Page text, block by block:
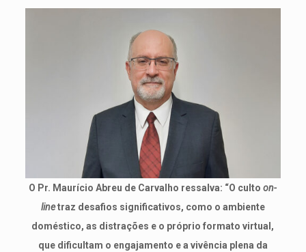
O Pr. Maurício Abreu de Carvalho ressalva: “O cultoon-
linetraz desafios significativos, como o ambiente
doméstico, as distrações e o próprio formato virtual,
que dificultam o engajamento e a vivência plena da